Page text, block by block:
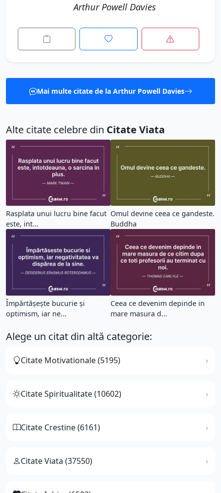
Arthur Powell Davies
Mai multe citate de la Arthur Powell Davies
Alte citate celebre din Citate Viata
Rasplata unui lucru bine facut
este, int...
Omul devine ceea ce gandeste.
Buddha
Împărtășește bucurie și
optimism, iar ne...
Ceea ce devenim depinde in
mare masura d...
Alege un citat din altă categorie:
Citate Motivationale (5195)
Citate Spiritualitate (10602)
Citate Crestine (6161)
Citate Viata (37550)